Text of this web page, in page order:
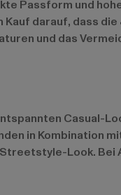
Passform und
darauf, dass
und das
Casual-
in Kombination
Look. Bei